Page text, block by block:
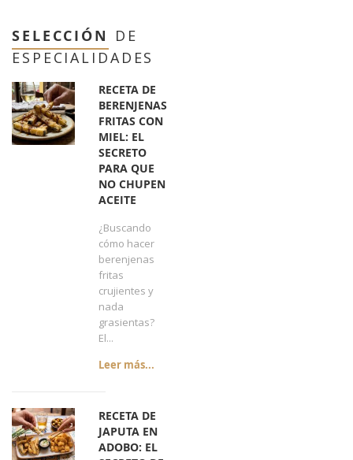
SELECCIÓN
DE
ESPECIALIDADES
RECETA DE
BERENJENAS
FRITAS CON
MIEL: EL
SECRETO
PARA QUE
NO CHUPEN
ACEITE
¿Buscando
cómo hacer
berenjenas
fritas
crujientes y
nada
grasientas?
El...
Leer más...
RECETA DE
JAPUTA EN
ADOBO: EL